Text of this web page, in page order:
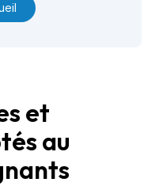
et
au